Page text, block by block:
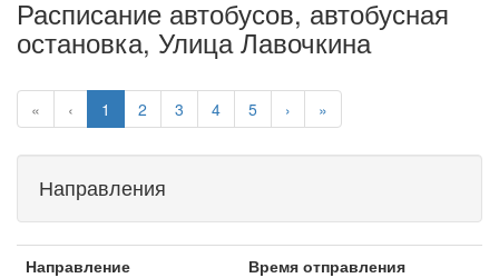
Расписание автобусов, автобусная
остановка, Улица Лавочкина
« ‹ 1 2 3 4 5 › »
Направления
Направление
Время отправления